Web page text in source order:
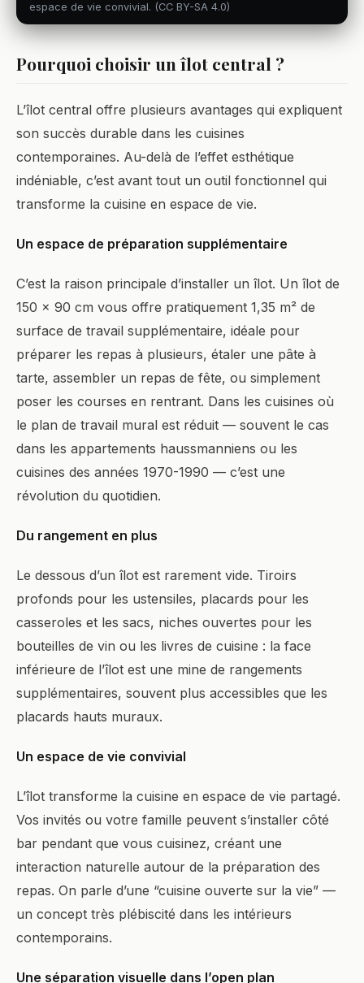
espace de vie convivial. (CC BY-SA 4.0)
Pourquoi choisir un îlot central ?
L’îlot central offre plusieurs avantages qui expliquent
son succès durable dans les cuisines
contemporaines. Au-delà de l’effet esthétique
indéniable, c’est avant tout un outil fonctionnel qui
transforme la cuisine en espace de vie.
Un espace de préparation supplémentaire
C’est la raison principale d’installer un îlot. Un îlot de
150 × 90 cm vous offre pratiquement 1,35 m² de
surface de travail supplémentaire, idéale pour
préparer les repas à plusieurs, étaler une pâte à
tarte, assembler un repas de fête, ou simplement
poser les courses en rentrant. Dans les cuisines où
le plan de travail mural est réduit — souvent le cas
dans les appartements haussmanniens ou les
cuisines des années 1970-1990 — c’est une
révolution du quotidien.
Du rangement en plus
Le dessous d’un îlot est rarement vide. Tiroirs
profonds pour les ustensiles, placards pour les
casseroles et les sacs, niches ouvertes pour les
bouteilles de vin ou les livres de cuisine : la face
inférieure de l’îlot est une mine de rangements
supplémentaires, souvent plus accessibles que les
placards hauts muraux.
Un espace de vie convivial
L’îlot transforme la cuisine en espace de vie partagé.
Vos invités ou votre famille peuvent s’installer côté
bar pendant que vous cuisinez, créant une
interaction naturelle autour de la préparation des
repas. On parle d’une “cuisine ouverte sur la vie” —
un concept très plébiscité dans les intérieurs
contemporains.
Une séparation visuelle dans l’open plan